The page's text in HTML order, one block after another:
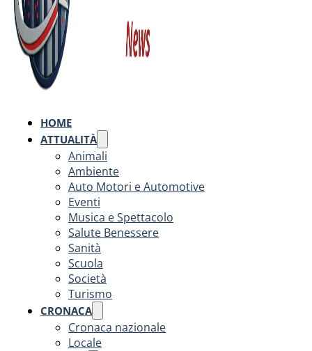
HOME
ATTUALITÀ
Animali
Ambiente
Auto Motori e Automotive
Eventi
Musica e Spettacolo
Salute Benessere
Sanità
Scuola
Società
Turismo
CRONACA
Cronaca nazionale
Locale